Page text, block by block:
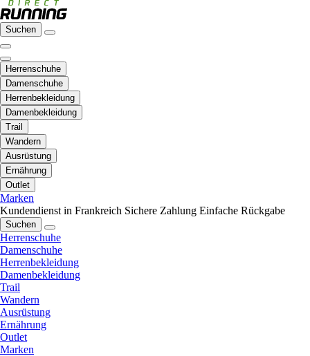
Suchen
Herrenschuhe
Damenschuhe
Herrenbekleidung
Damenbekleidung
Trail
Wandern
Ausrüstung
Ernährung
Outlet
Marken
Kundendienst in Frankreich Sichere Zahlung Einfache Rückgabe
Suchen
Herrenschuhe
Damenschuhe
Herrenbekleidung
Damenbekleidung
Trail
Wandern
Ausrüstung
Ernährung
Outlet
Marken